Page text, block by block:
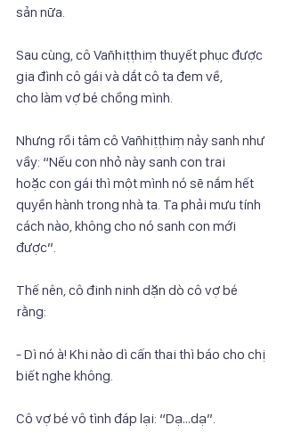
sản nữa.
Sau cùng, cô Vañhiṭṭhiṃ thuyết phục được
gia đình cô gái và dắt cô ta đem về,
cho làm vợ bé chồng mình.
Nhưng rồi tâm cô Vañhiṭṭhiṃ nảy sanh như
vầy: “Nếu con nhỏ này sanh con trai
hoặc con gái thì một mình nó sẽ nắm hết
quyền hành trong nhà ta. Ta phải mưu tính
cách nào, không cho nó sanh con mới
được”.
Thế nên, cô đinh ninh dặn dò cô vợ bé
rằng:
- Dì nó à! Khi nào dì cấn thai thì báo cho chị
biết nghe không.
Cô vợ bé vô tình đáp lại: “Dạ…dạ”.